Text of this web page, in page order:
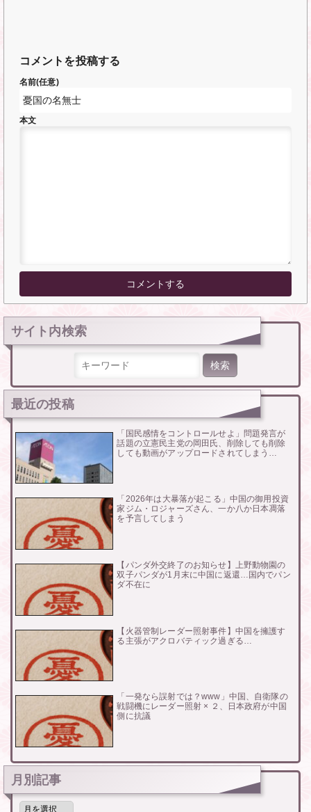
コメントを投稿する
名前(任意)
本文
サイト内検索
最近の投稿
「国民感情をコントロールせよ」問題発言が
話題の立憲民主党の岡田氏、削除しても削除
しても動画がアップロードされてしまう…
「2026年は大暴落が起こる」中国の御用投資
家ジム・ロジャーズさん、一か八か日本凋落
を予言してしまう
【パンダ外交終了のお知らせ】上野動物園の
双子パンダが1月末に中国に返還…国内でパン
ダ不在に
【火器管制レーダー照射事件】中国を擁護す
る主張がアクロバティック過ぎる…
「一発なら誤射では？www」中国、自衛隊の
戦闘機にレーダー照射 × ２、日本政府が中国
側に抗議
月別記事
月